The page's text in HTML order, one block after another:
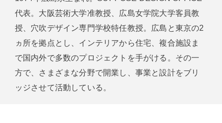
代表。大阪芸術大学准教授、広島女学院大学客員教
授、穴吹デザイン専門学校特任教授。広島と東京の2
ヵ所を拠点とし、インテリアから住宅、複合施設ま
で国内外で多数のプロジェクトを手がける。その一
方で、さまざまな分野で開業し、事業と設計をブリ
ッジさせて活動している。